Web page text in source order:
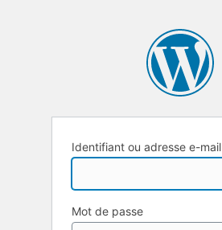
Identifiant ou adresse e-mail
Mot de passe